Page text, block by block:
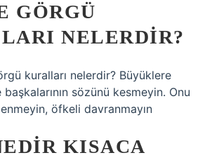
GÖRGÜ
NELERDIR?
kuralları nelerdir? Büyüklere
başkalarının sözünü kesmeyin. Onu
öfkeli davranmayın
KISACA